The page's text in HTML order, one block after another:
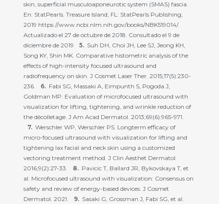
skin, superficial musculoaponeurotic system (SMAS) fascia.
En: StatPearls. Treasure Island, FL: StatPearls Publishing;
2019 https://www.ncbi.nlm.nih.gov/books/NBK519014/.
Actualizado el 27 de octubre de 2018. Consultado el 9 de
diciembre de 2019
Suh DH, Choi JH, Lee SJ, Jeong KH,
Song KY, Shin MK. Comparative histometric analysis of the
effects of high-intensity focused ultrasound and
radiofrequency on skin. J Cosmet Laser Ther. 2015;17(5):230-
236.
Fabi SG, Massaki A, Eimpunth S, Pogoda J,
Goldman MP. Evaluation of microfocused ultrasound with
visualization for lifting, tightening, and wrinkle reduction of
the décolletage. J Am Acad Dermatol. 2013;69(6):965-971.
Werschler WP, Werschler PS. Longterm efficacy of
micro-focused ultrasound with visualization for lifting and
tightening lax facial and neck skin using a customized
vectoring treatment method. J Clin Aesthet Dermatol.
2016;9(2):27-33.
Pavicic T, Ballard JR, Bykovskaya T, et
al. Microfocused ultrasound with visualization: Consensus on
safety and review of energy-based devices. J Cosmet
Dermatol. 2021.
Sasaki G, Grossman J, Fabi SG, et al.